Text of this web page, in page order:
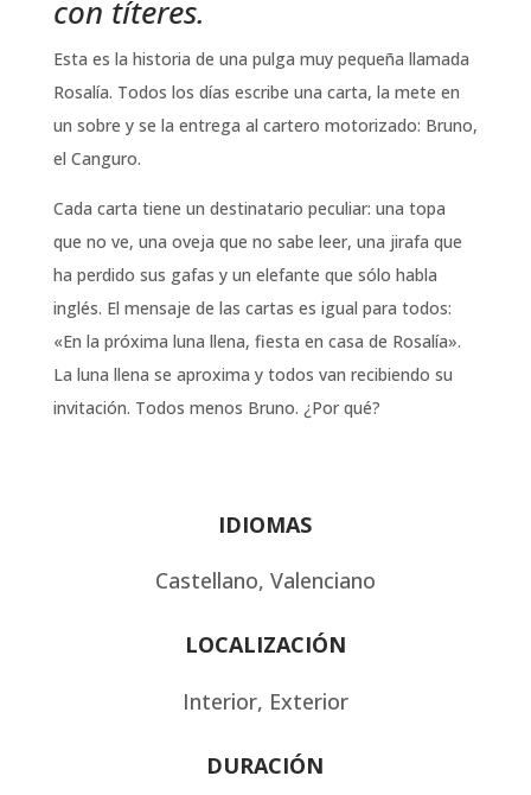
con títeres.
Esta es la historia de una pulga muy pequeña llamada
Rosalía. Todos los días escribe una carta, la mete en
un sobre y se la entrega al cartero motorizado: Bruno,
el Canguro.
Cada carta tiene un destinatario peculiar: una topa
que no ve, una oveja que no sabe leer, una jirafa que
ha perdido sus gafas y un elefante que sólo habla
inglés. El mensaje de las cartas es igual para todos:
«En la próxima luna llena, fiesta en casa de Rosalía».
La luna llena se aproxima y todos van recibiendo su
invitación. Todos menos Bruno. ¿Por qué?
IDIOMAS
Castellano, Valenciano
LOCALIZACIÓN
Interior, Exterior
DURACIÓN